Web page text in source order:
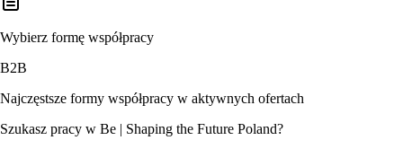
Wybierz formę współpracy
B2B
Najczęstsze formy współpracy w aktywnych ofertach
Szukasz pracy w Be | Shaping the Future Poland?